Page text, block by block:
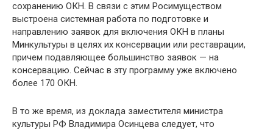
сохранению ОКН. В связи с этим Росимуществом
выстроена системная работа по подготовке и
направлению заявок для включения ОКН в планы
Минкультуры в целях их консервации или реставрации,
причем подавляющее большинство заявок — на
консервацию. Сейчас в эту программу уже включено
более 170 ОКН.
В то же время, из доклада заместителя министра
культуры РФ Владимира Осинцева следует, что